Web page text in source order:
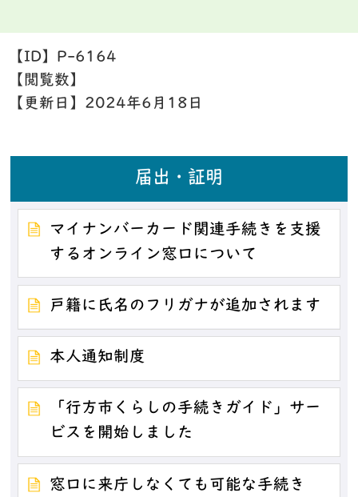
【ID】 P-6164
【閲覧数】
【更新日】 2024年6月18日
届出・証明
マイナンバーカード関連手続きを支援
するオンライン窓口について
戸籍に氏名のフリガナが追加されます
本人通知制度
「行方市くらしの手続きガイド」サー
ビスを開始しました
窓口に来庁しなくても可能な手続き